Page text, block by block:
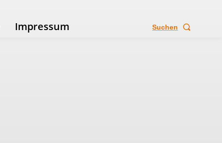
Impressum Suchen